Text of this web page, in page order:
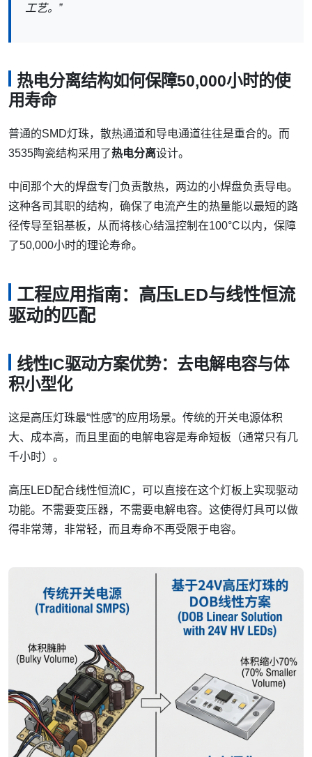
工艺。”
热电分离结构如何保障50,000小时的使
用寿命
普通的SMD灯珠，散热通道和导电通道往往是重合的。而
3535陶瓷结构采用了热电分离设计。
中间那个大的焊盘专门负责散热，两边的小焊盘负责导电。
这种各司其职的结构，确保了电流产生的热量能以最短的路
径传导至铝基板，从而将核心结温控制在100°C以内，保障
了50,000小时的理论寿命。
工程应用指南：高压LED与线性恒流
驱动的匹配
线性IC驱动方案优势：去电解电容与体
积小型化
这是高压灯珠最“性感”的应用场景。传统的开关电源体积
大、成本高，而且里面的电解电容是寿命短板（通常只有几
千小时）。
高压LED配合线性恒流IC，可以直接在这个灯板上实现驱动
功能。不需要变压器，不需要电解电容。这使得灯具可以做
得非常薄，非常轻，而且寿命不再受限于电容。